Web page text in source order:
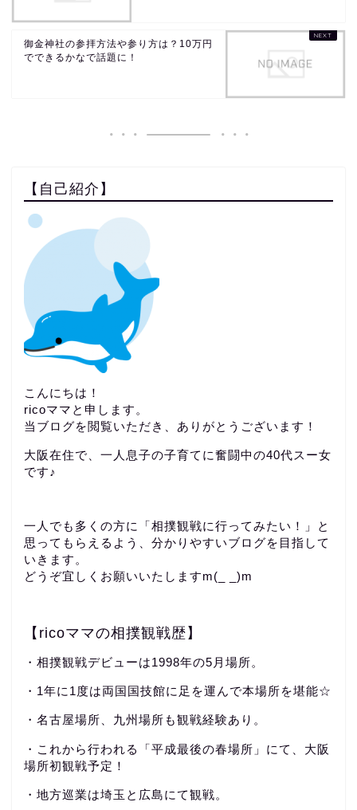
御金神社の参拝方法や参り方は？10万円
でできるかなで話題に！
【自己紹介】
こんにちは！
ricoママと申します。
当ブログを閲覧いただき、ありがとうございます！
大阪在住で、一人息子の子育てに奮闘中の40代スー女
です♪
一人でも多くの方に「相撲観戦に行ってみたい！」と
思ってもらえるよう、分かりやすいブログを目指して
いきます。
どうぞ宜しくお願いいたしますm(_ _)m
【ricoママの相撲観戦歴】
・相撲観戦デビューは1998年の5月場所。
・1年に1度は両国国技館に足を運んで本場所を堪能☆
・名古屋場所、九州場所も観戦経験あり。
・これから行われる「平成最後の春場所」にて、大阪
場所初観戦予定！
・地方巡業は埼玉と広島にて観戦。